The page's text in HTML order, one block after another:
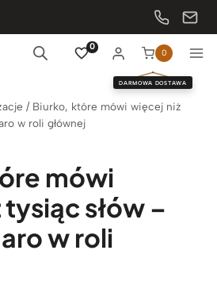
0
0
DARMOWA DOSTAWA
/ Biurko, które mówi więcej niż
w roli głównej
mówi
słów –
w roli